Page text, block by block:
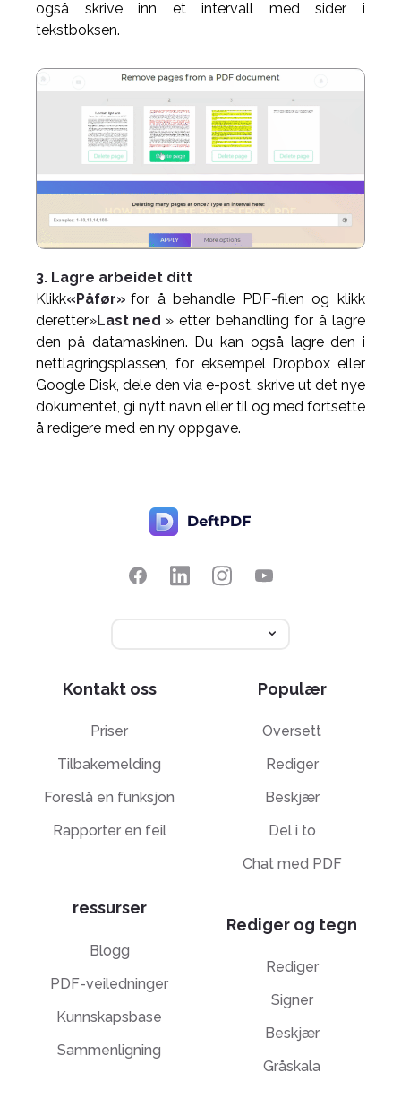
også skrive inn et intervall med sider i
tekstboksen.
3. Lagre arbeidet ditt
Klikk«Påfør» for å behandle PDF-filen og klikk
deretter»Last ned » etter behandling for å lagre
den på datamaskinen. Du kan også lagre den i
nettlagringsplassen, for eksempel Dropbox eller
Google Disk, dele den via e-post, skrive ut det nye
dokumentet, gi nytt navn eller til og med fortsette
å redigere med en ny oppgave.
Kontakt oss
Priser
Tilbakemelding
Foreslå en funksjon
Rapporter en feil
ressurser
Blogg
PDF-veiledninger
Kunnskapsbase
Sammenligning
Populær
Oversett
Rediger
Beskjær
Del i to
Chat med PDF
Rediger og tegn
Rediger
Signer
Beskjær
Gråskala